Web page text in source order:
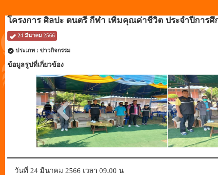
โครงการ ศิลปะ ดนตรี กีฬา เพิ่มคุณค่าชีวิต ประจำปีการศึ
24 มีนาคม 2566
ประเภท : ข่าวกิจกรรม
ข้อมูลรูปที่เกี่ยวข้อง
วันที่ 24 มีนาคม 2566 เวลา 09.00 น